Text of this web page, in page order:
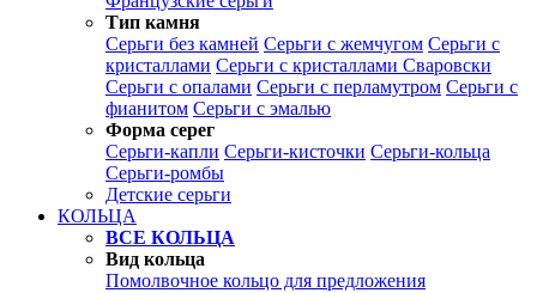
Тип камня
Серьги без камней Серьги с жемчугом Серьги с
кристаллами Серьги с кристаллами Сваровски
Серьги с опалами Серьги с перламутром Серьги с
фианитом Серьги с эмалью
Форма серег
Серьги-капли Серьги-кисточки Серьги-кольца
Серьги-ромбы
Детские серьги
КОЛЬЦА
ВСЕ КОЛЬЦА
Вид кольца
Помолвочное кольцо для предложения